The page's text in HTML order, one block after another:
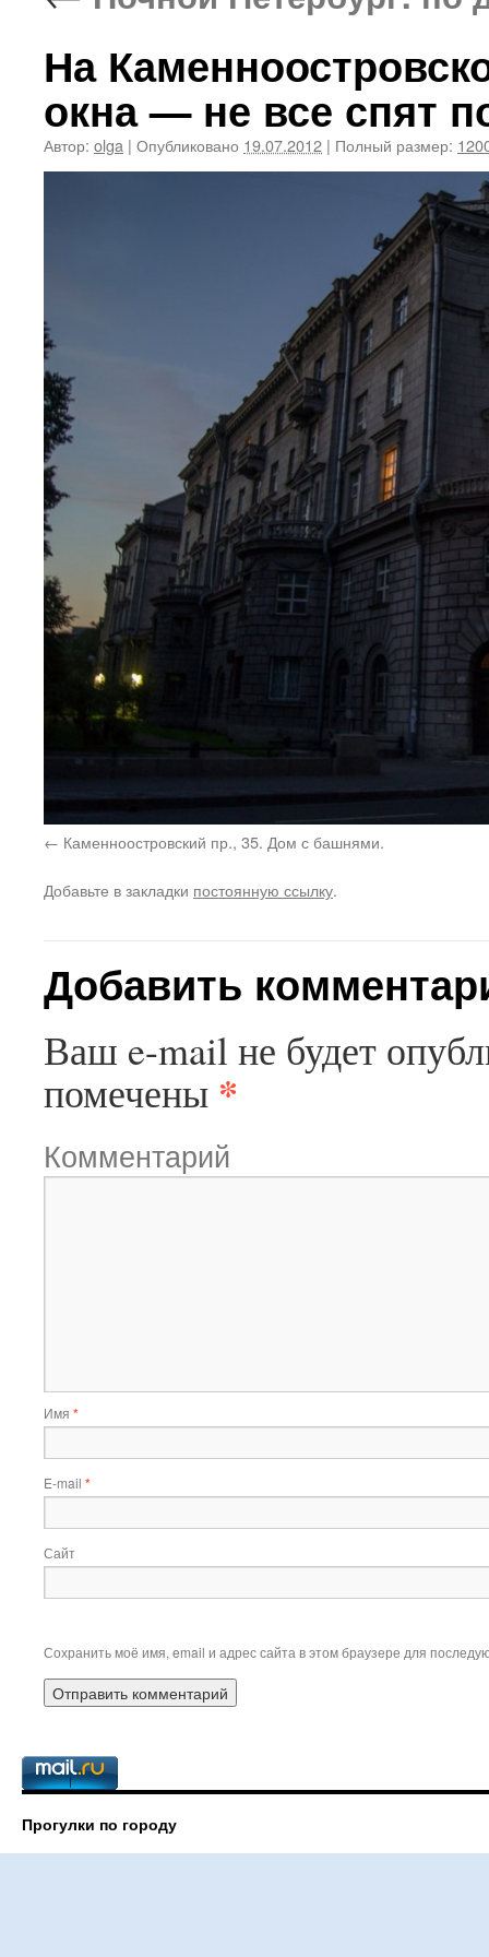
На
окна — не все спят
Автор: olga | Опубликовано 19.07.2012 | Полный размер:
Каменноостровский пр., 35. Дом с башнями.
Добавьте в закладки постоянную ссылку.
Добавить
Ваш e-mail не будет
помечены *
Комментарий
Имя *
E-mail *
Сайт
Сохранить моё имя, email и адрес сайта в этом браузере для
Прогулки по городу